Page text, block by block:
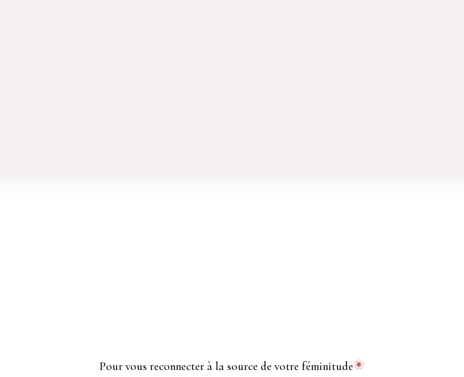
PPour vous reconnecter à la source de votre féminitude